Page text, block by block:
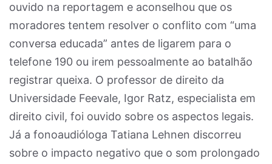
ouvido na reportagem e aconselhou que os
moradores tentem resolver o conflito com “uma
conversa educada” antes de ligarem para o
telefone 190 ou irem pessoalmente ao batalhão
registrar queixa. O professor de direito da
Universidade Feevale, Igor Ratz, especialista em
direito civil, foi ouvido sobre os aspectos legais.
Já a fonoaudióloga Tatiana Lehnen discorreu
sobre o impacto negativo que o som prolongado